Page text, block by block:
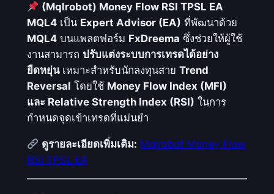
I
T
P
S
L
E
A
M
Q
L
(Mqlrobot) Money Flow RSI TPSL EA
MQL4เป็น Expert Advisor (EA) ที่พัฒนาด้วย
MQL4บนแพลตฟอร์ม FxDreema ซึ่งช่วยให้ผู้ใช้
งานสามารถ ปรับแต่งระบบการเทรดได้อย่าง
ยืดหยุ่นเหมาะสำหรับนักลงทุนสาย Trend
Reversal โดยใช้ Money Flow Index (MFI)
และ Relative Strength Index (RSI) ในการ
กำหนดจุดเข้าเทรดที่แม่นยำ
ดูรายละเอียดเพิ่มเติม: Mqlrobot Money Flow
RSI TPSL EA